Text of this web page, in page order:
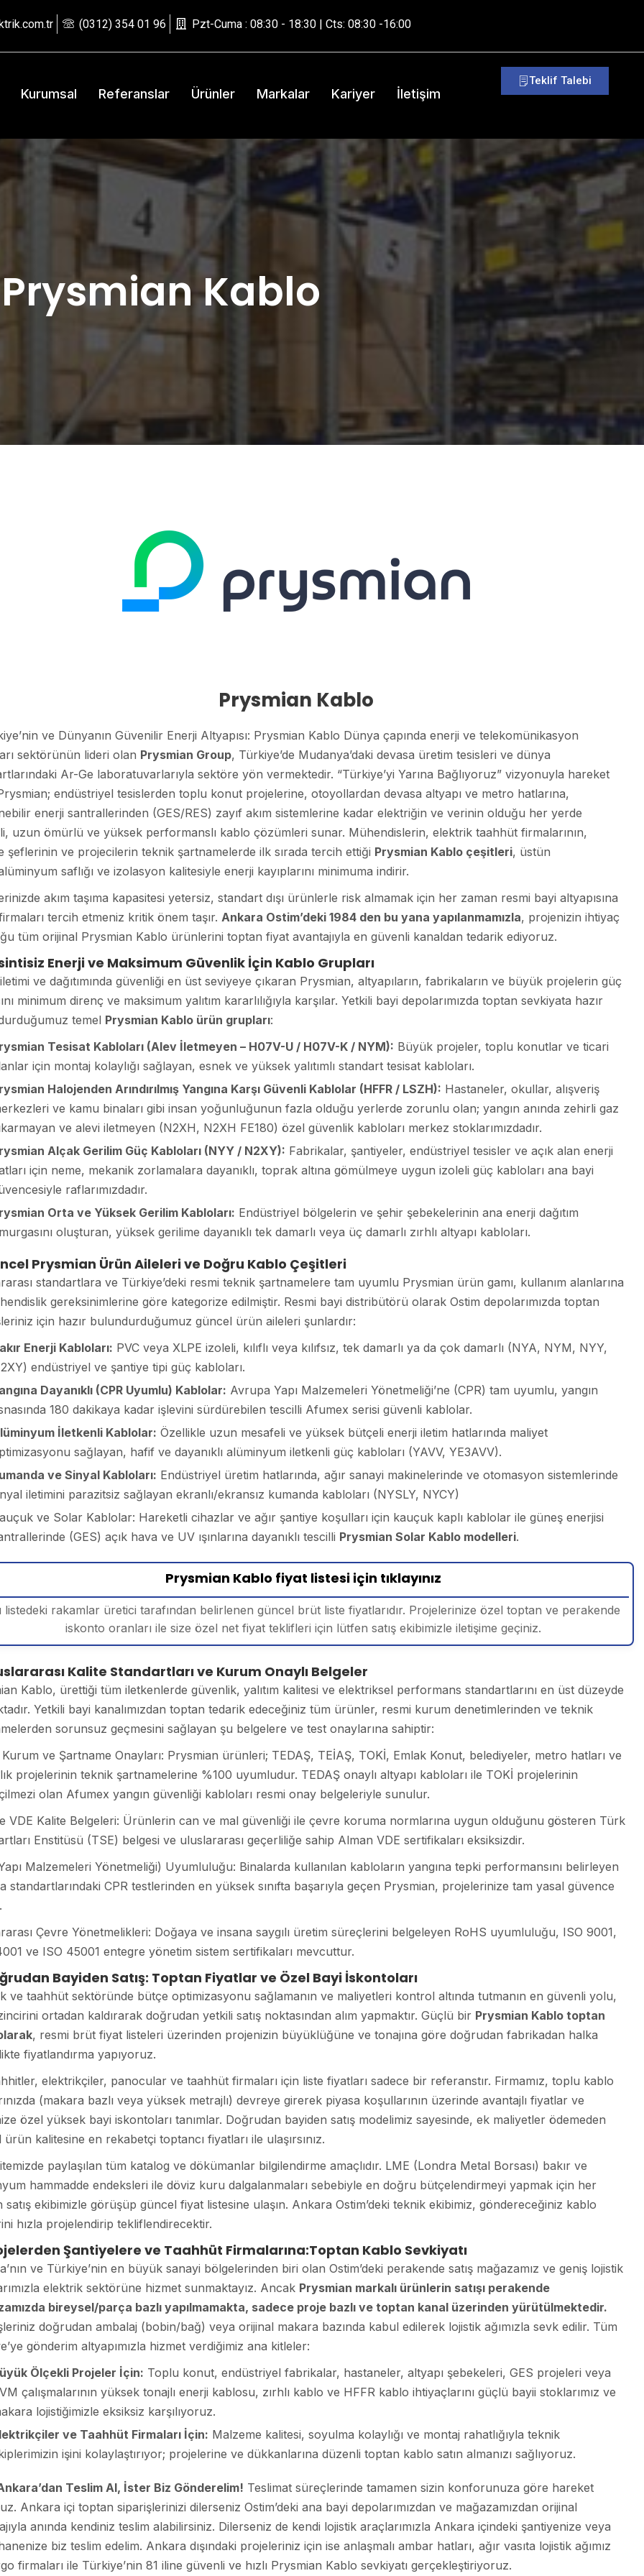
(0312) 354 01 96 Pzt-Cuma : 08:30 - 18:30 | Cts: 08:30 -16:00
Kurumsal Referanslar Ürünler Markalar Kariyer İletişim
Teklif Talebi
Prysmian Kablo
Prysmian Kablo
ve Dünyanın Güvenilir Enerji Altyapısı: Prysmian Kablo Dünya çapında enerji ve telekomünikasyon
sektörünün lideri olan Prysmian Group, Türkiye’de Mudanya’daki devasa üretim tesisleri ve dünya
Ar-Ge laboratuvarlarıyla sektöre yön vermektedir. “Türkiye’yi Yarına Bağlıyoruz” vizyonuyla hareket
endüstriyel tesislerden toplu konut projelerine, otoyollardan devasa altyapı ve metro hatlarına,
enerji santrallerinden (GES/RES) zayıf akım sistemlerine kadar elektriğin ve verinin olduğu her yerde
uzun ömürlü ve yüksek performanslı kablo çözümleri sunar. Mühendislerin, elektrik taahhüt firmalarının,
şeflerinin ve projecilerin teknik şartnamelerde ilk sırada tercih ettiği Prysmian Kablo çeşitleri, üstün
saflığı ve izolasyon kalitesiyle enerji kayıplarını minimuma indirir.
akım taşıma kapasitesi yetersiz, standart dışı ürünlerle risk almamak için her zaman resmi bayi altyapısına
tercih etmeniz kritik önem taşır. Ankara Ostim’deki 1984 den bu yana yapılanmamızla, projenizin ihtiyaç
tüm orijinal Prysmian Kablo ürünlerini toptan fiyat avantajıyla en güvenli kanaldan tedarik ediyoruz.
Enerji ve Maksimum Güvenlik İçin Kablo Grupları
ve dağıtımında güvenliği en üst seviyeye çıkaran Prysmian, altyapıların, fabrikaların ve büyük projelerin güç
minimum direnç ve maksimum yalıtım kararlılığıyla karşılar. Yetkili bayi depolarımızda toptan sevkiyata hazır
temel Prysmian Kablo ürün grupları:
Tesisat Kabloları (Alev İletmeyen – H07V-U / H07V-K / NYM): Büyük projeler, toplu konutlar ve ticari
için montaj kolaylığı sağlayan, esnek ve yüksek yalıtımlı standart tesisat kabloları.
Halojenden Arındırılmış Yangına Karşı Güvenli Kablolar (HFFR / LSZH): Hastaneler, okullar, alışveriş
ve kamu binaları gibi insan yoğunluğunun fazla olduğu yerlerde zorunlu olan; yangın anında zehirli gaz
ve alevi iletmeyen (N2XH, N2XH FE180) özel güvenlik kabloları merkez stoklarımızdadır.
Alçak Gerilim Güç Kabloları (NYY / N2XY): Fabrikalar, şantiyeler, endüstriyel tesisler ve açık alan enerji
için neme, mekanik zorlamalara dayanıklı, toprak altına gömülmeye uygun izoleli güç kabloları ana bayi
raflarımızdadır.
Orta ve Yüksek Gerilim Kabloları: Endüstriyel bölgelerin ve şehir şebekelerinin ana enerji dağıtım
oluşturan, yüksek gerilime dayanıklı tek damarlı veya üç damarlı zırhlı altyapı kabloları.
Prysmian Ürün Aileleri ve Doğru Kablo Çeşitleri
standartlara ve Türkiye’deki resmi teknik şartnamelere tam uyumlu Prysmian ürün gamı, kullanım alanlarına
gereksinimlerine göre kategorize edilmiştir. Resmi bayi distribütörü olarak Ostim depolarımızda toptan
için hazır bulundurduğumuz güncel ürün aileleri şunlardır:
Enerji Kabloları: PVC veya XLPE izoleli, kılıflı veya kılıfsız, tek damarlı ya da çok damarlı (NYA, NYM, NYY,
endüstriyel ve şantiye tipi güç kabloları.
Dayanıklı (CPR Uyumlu) Kablolar: Avrupa Yapı Malzemeleri Yönetmeliği’ne (CPR) tam uyumlu, yangın
180 dakikaya kadar işlevini sürdürebilen tescilli Afumex serisi güvenli kablolar.
İletkenli Kablolar: Özellikle uzun mesafeli ve yüksek bütçeli enerji iletim hatlarında maliyet
sağlayan, hafif ve dayanıklı alüminyum iletkenli güç kabloları (YAVV, YE3AVV).
ve Sinyal Kabloları: Endüstriyel üretim hatlarında, ağır sanayi makinelerinde ve otomasyon sistemlerinde
iletimini parazitsiz sağlayan ekranlı/ekransız kumanda kabloları (NYSLY, NYCY)
ve Solar Kablolar: Hareketli cihazlar ve ağır şantiye koşulları için kauçuk kaplı kablolar ile güneş enerjisi
(GES) açık hava ve UV ışınlarına dayanıklı tescilli Prysmian Solar Kablo modelleri.
Prysmian Kablo fiyat listesi için tıklayınız
listedeki rakamlar üretici tarafından belirlenen güncel brüt liste fiyatlarıdır. Projelerinize özel toptan ve perakende
iskonto oranları ile size özel net fiyat teklifleri için lütfen satış ekibimizle iletişime geçiniz.
Kalite Standartları ve Kurum Onaylı Belgeler
Kablo, ürettiği tüm iletkenlerde güvenlik, yalıtım kalitesi ve elektriksel performans standartlarını en üst düzeyde
Yetkili bayi kanalımızdan toptan tedarik edeceğiniz tüm ürünler, resmi kurum denetimlerinden ve teknik
sorunsuz geçmesini sağlayan şu belgelere ve test onaylarına sahiptir:
Kurum ve Şartname Onayları: Prysmian ürünleri; TEDAŞ, TEİAŞ, TOKİ, Emlak Konut, belediyeler, metro hatları ve
projelerinin teknik şartnamelerine %100 uyumludur. TEDAŞ onaylı altyapı kabloları ile TOKİ projelerinin
olan Afumex yangın güvenliği kabloları resmi onay belgeleriyle sunulur.
VDE Kalite Belgeleri: Ürünlerin can ve mal güvenliği ile çevre koruma normlarına uygun olduğunu gösteren Türk
Enstitüsü (TSE) belgesi ve uluslararası geçerliliğe sahip Alman VDE sertifikaları eksiksizdir.
Malzemeleri Yönetmeliği) Uyumluluğu: Binalarda kullanılan kabloların yangına tepki performansını belirleyen
standartlarındaki CPR testlerinden en yüksek sınıfta başarıyla geçen Prysmian, projelerinize tam yasal güvence
Çevre Yönetmelikleri: Doğaya ve insana saygılı üretim süreçlerini belgeleyen RoHS uyumluluğu, ISO 9001,
ve ISO 45001 entegre yönetim sistem sertifikaları mevcuttur.
Bayiden Satış: Toptan Fiyatlar ve Özel Bayi İskontoları
ve taahhüt sektöründe bütçe optimizasyonu sağlamanın ve maliyetleri kontrol altında tutmanın en güvenli yolu,
ortadan kaldırarak doğrudan yetkili satış noktasından alım yapmaktır. Güçlü bir Prysmian Kablo toptan
, resmi brüt fiyat listeleri üzerinden projenizin büyüklüğüne ve tonajına göre doğrudan fabrikadan halka
fiyatlandırma yapıyoruz.
elektrikçiler, panocular ve taahhüt firmaları için liste fiyatları sadece bir referanstır. Firmamız, toplu kablo
(makara bazlı veya yüksek metrajlı) devreye girerek piyasa koşullarının üzerinde avantajlı fiyatlar ve
özel yüksek bayi iskontoları tanımlar. Doğrudan bayiden satış modelimiz sayesinde, ek maliyetler ödemeden
ürün kalitesine en rekabetçi toptancı fiyatları ile ulaşırsınız.
paylaşılan tüm katalog ve dökümanlar bilgilendirme amaçlıdır. LME (Londra Metal Borsası) bakır ve
hammadde endeksleri ile döviz kuru dalgalanmaları sebebiyle en doğru bütçelendirmeyi yapmak için her
satış ekibimizle görüşüp güncel fiyat listesine ulaşın. Ankara Ostim’deki teknik ekibimiz, göndereceğiniz kablo
hızla projelendirip tekliflendirecektir.
Şantiyelere ve Taahhüt Firmalarına:Toptan Kablo Sevkiyatı
ve Türkiye’nin en büyük sanayi bölgelerinden biri olan Ostim’deki perakende satış mağazamız ve geniş lojistik
elektrik sektörüne hizmet sunmaktayız. Ancak Prysmian markalı ürünlerin satışı perakende
bireysel/parça bazlı yapılmamakta, sadece proje bazlı ve toptan kanal üzerinden yürütülmektedir.
doğrudan ambalaj (bobin/bağ) veya orijinal makara bazında kabul edilerek lojistik ağımızla sevk edilir. Tüm
gönderim altyapımızla hizmet verdiğimiz ana kitleler:
Ölçekli Projeler İçin: Toplu konut, endüstriyel fabrikalar, hastaneler, altyapı şebekeleri, GES projeleri veya
çalışmalarının yüksek tonajlı enerji kablosu, zırhlı kablo ve HFFR kablo ihtiyaçlarını güçlü bayii stoklarımız ve
lojistiğimizle eksiksiz karşılıyoruz.
ve Taahhüt Firmaları İçin: Malzeme kalitesi, soyulma kolaylığı ve montaj rahatlığıyla teknik
işini kolaylaştırıyor; projelerine ve dükkanlarına düzenli toptan kablo satın almanızı sağlıyoruz.
Teslim Al, İster Biz Gönderelim! Teslimat süreçlerinde tamamen sizin konforunuza göre hareket
Ankara içi toptan siparişlerinizi dilerseniz Ostim’deki ana bayi depolarımızdan ve mağazamızdan orijinal
anında kendiniz teslim alabilirsiniz. Dilerseniz de kendi lojistik araçlarımızla Ankara içindeki şantiyenize veya
biz teslim edelim. Ankara dışındaki projeleriniz için ise anlaşmalı ambar hatları, ağır vasıta lojistik ağımız
firmaları ile Türkiye’nin 81 iline güvenli ve hızlı Prysmian Kablo sevkiyatı gerçekleştiriyoruz.